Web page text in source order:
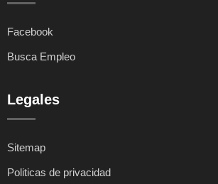
Facebook
Busca Empleo
Legales
Sitemap
Politicas de privacidad